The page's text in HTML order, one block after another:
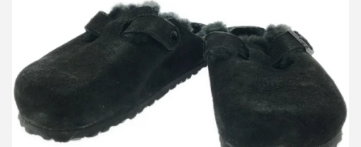
ビルケンシュトック BOSTON SHEARLING ボストンシアリング
スエードレザーサンダル 0259881 TDGNTUC0IJK
詳しく見る